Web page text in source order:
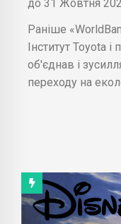
до 31 Жовтня
Раніше
Інститут Toyota і
об'єднав і
переходу на